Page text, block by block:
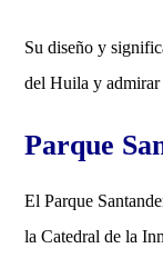
Su diseño y
del Huila y admirar
Parque
El Parque
la Catedral de la